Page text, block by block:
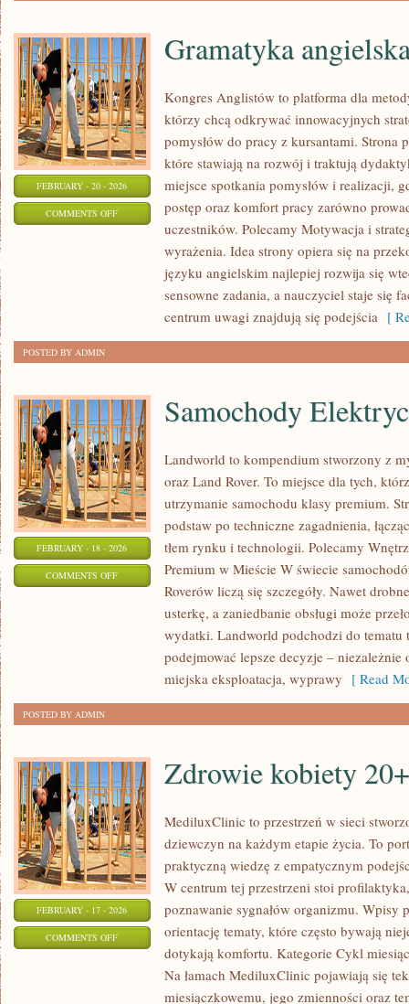
FEBRUARY - 20 - 2026
COMMENTS OFFON
GRAMATYKA
ANGIELSKA
Gramatyka
Kongres Anglistów to platforma dla
którzy chcą odkrywać innowacyjnych
pomysłów do pracy z kursantami. Strona
które stawiają na rozwój i traktują
miejsce spotkania pomysłów i realizacji,
postęp oraz komfort pracy zarówno
uczestników. Polecamy Motywacja i
wyrażenia. Idea strony opiera się na
języku angielskim najlepiej rozwija się
sensowne zadania, a nauczyciel staje się
centrum uwagi znajdują się podejścia [
POSTED BY ADMIN
FEBRUARY - 18 - 2026
COMMENTS OFFON
SAMOCHODY
ELEKTRYCZNE
Samochody
Landworld to kompendium stworzony z
oraz Land Rover. To miejsce dla tych,
utrzymanie samochodu klasy premium.
podstaw po techniczne zagadnienia,
tłem rynku i technologii. Polecamy
Premium w Mieście W świecie
Roverów liczą się szczegóły. Nawet
usterkę, a zaniedbanie obsługi może
wydatki. Landworld podchodzi do tematu
podejmować lepsze decyzje –
miejska eksploatacja, wyprawy [ Read
POSTED BY ADMIN
FEBRUARY - 17 - 2026
COMMENTS OFFON
Zdrowie kobiety
MediluxClinic to przestrzeń w sieci
dziewczyn na każdym etapie życia. To
praktyczną wiedzę z empatycznym
W centrum tej przestrzeni stoi
poznawanie sygnałów organizmu. Wpisy
orientację tematy, które często bywają
dotykają komfortu. Kategorie Cykl
Na łamach MediluxClinic pojawiają się
miesiączkowemu, jego zmienności oraz